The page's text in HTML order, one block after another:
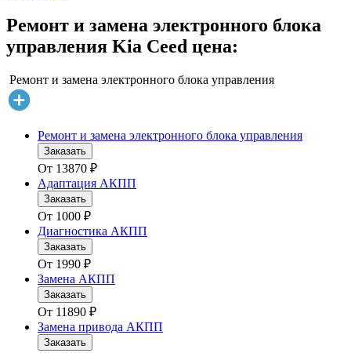
Ремонт и замена электронного блока
управления Kia Ceed цена:
Ремонт и замена электронного блока управления
Ремонт и замена электронного блока управления
Заказать
От 13870 ₽
Адаптация АКПП
Заказать
От 1000 ₽
Диагностика АКПП
Заказать
От 1990 ₽
Замена АКПП
Заказать
От 11890 ₽
Замена привода АКПП
Заказать